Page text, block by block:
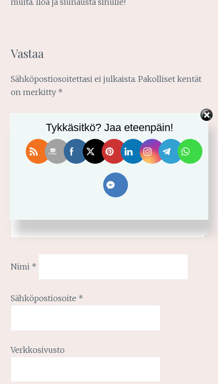
Vastaa
Sähköpostiosoitettasi ei julkaista. Pakolliset kentät
on merkitty *
Nimi *
Sähköpostiosoite *
Verkkosivusto
Tykkäsitkö? Jaa eteenpäin!